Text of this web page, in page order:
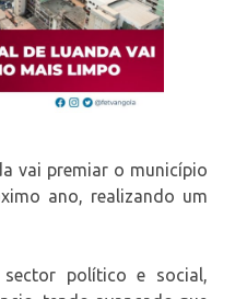
vai premiar o município
ano, realizando um
político e social,